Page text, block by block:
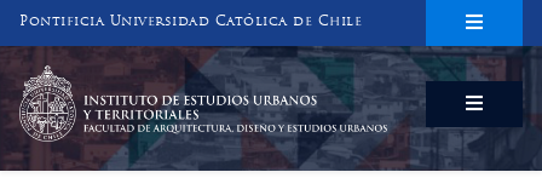
Pontificia Universidad Católica de Chile
INSTITUTO DE ESTUDIOS URBANOS
Y TERRITORIALES